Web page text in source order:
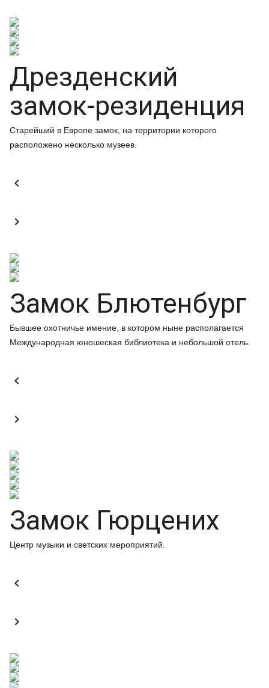
Дрезденский
замок-резиденция
Старейший в Европе замок, на территории которого
расположено несколько музеев.


Замок Блютенбург
Бывшее охотничье имение, в котором ныне располагается
Международная юношеская библиотека и небольшой отель.


Замок Гюрцених
Центр музыки и светских мероприятий.

